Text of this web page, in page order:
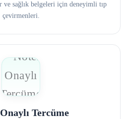
ve sağlık belgeleri için deneyimli tıp
çevirmenleri.
Tercüme